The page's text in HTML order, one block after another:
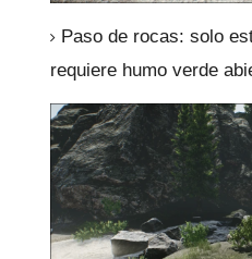
Paso de rocas: solo
requiere humo verde